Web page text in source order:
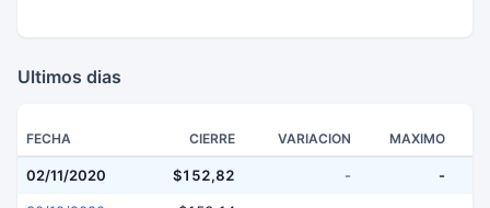
Ultimos dias
FECHA CIERRE VARIACION MAXIMO
02/11/2020 $152,82 - -